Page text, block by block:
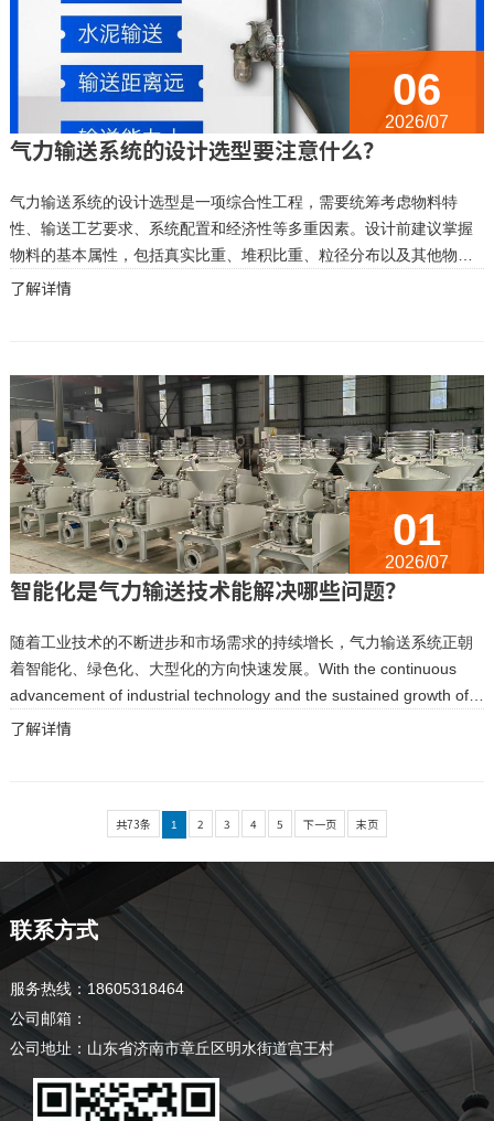
06
2026/07
气力输送系统的设计选型要注意什么？
气力输送系统的设计选型是一项综合性工程，需要统筹考虑物料特
性、输送工艺要求、系统配置和经济性等多重因素。设计前建议掌握
物料的基本属性，包括真实比重、堆积比重、粒径分布以及其他物理
化学性质等。物料的属性决定了适合采用何种输送形态——例如，从
了解详情
01
2026/07
智能化是气力输送技术能解决哪些问题？
随着工业技术的不断进步和市场需求的持续增长，气力输送系统正朝
着智能化、绿色化、大型化的方向快速发展。With the continuous
advancement of industrial technology and the sustained growth of
market demand, pneum...
了解详情
共73条 1 2 3 4 5 下一页 末页
联系方式
服务热线：18605318464
公司邮箱：
公司地址：山东省济南市章丘区明水街道宫王村